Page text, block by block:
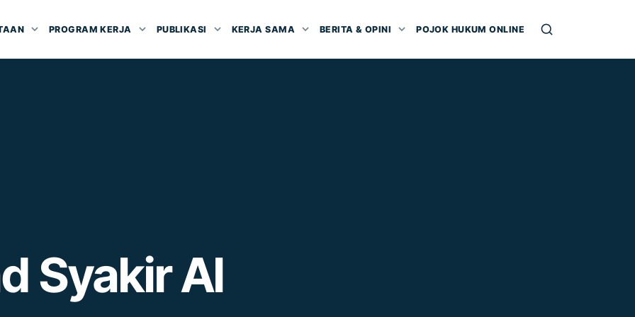
PROGRAM KERJA PUBLIKASI KERJA SAMA BERITA & OPINI POJOK HUKUM ONLINE
Syakir Al